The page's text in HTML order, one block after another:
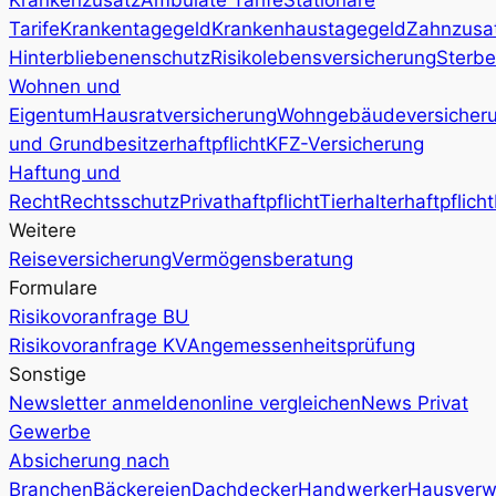
TarifeKrankentagegeldKrankenhaustagegeld
HinterbliebenenschutzRisikolebensversicherung
Wohnen und
EigentumHausratversicherung
und GrundbesitzerhaftpflichtKFZ-Versicherung
Haftung und
RechtRechtsschutzPrivathaftpflichtTierhalterhaftpflicht
Weitere
ReiseversicherungVermögensberatung
Formulare
Risikovoranfrage BU
Risikovoranfrage KVAngemessenheitsprüfung
Sonstige
Newsletter anmeldenonline vergleichenNews Privat
Gewerbe
Absicherung nach
BranchenBäckereienDachdeckerHandwerker